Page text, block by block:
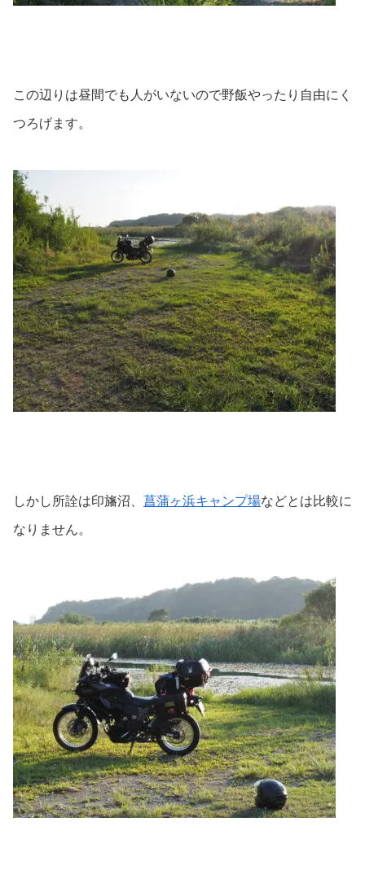
この辺りは昼間でも人がいないので野飯やったり自由にく
つろげます。
しかし所詮は印旛沼、 菖蒲ヶ浜キャンプ場などとは比較に
なりません。